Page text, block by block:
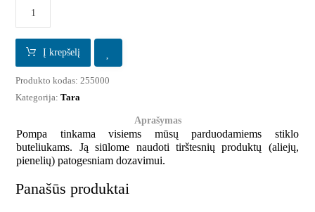
Į krepšelį
Produkto kodas: 255000
Kategorija:Tara
Aprašymas
Pompa tinkama visiems mūsų parduodamiems stiklo
buteliukams. Ją siūlome naudoti tirštesnių produktų (aliejų,
pienelių) patogesniam dozavimui.
Panašūs produktai